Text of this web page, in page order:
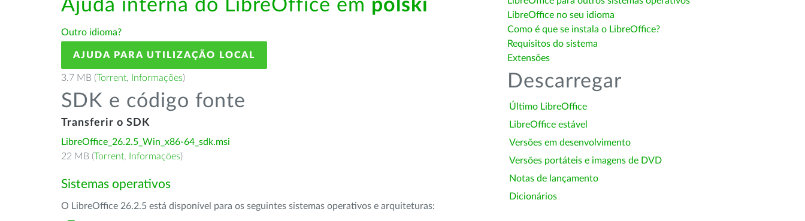
Ajuda interna do LibreOffice em polski
Outro idioma?
AJUDA PARA UTILIZAÇÃO LOCAL
3.7 MB (Torrent, Informações)
SDK e código fonte
Transferir o SDK
LibreOffice_26.2.5_Win_x86-64_sdk.msi
22 MB (Torrent, Informações)
Sistemas operativos
O LibreOffice 26.2.5 está disponível para os seguintes sistemas operativos e arquiteturas:
LibreOffice no seu idioma
Como é que se instala o LibreOffice?
Requisitos do sistema
Extensões
Descarregar
Último LibreOffice
LibreOffice estável
Versões em desenvolvimento
Versões portáteis e imagens de DVD
Notas de lançamento
Dicionários